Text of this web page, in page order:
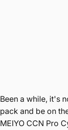
Been a while, it's
pack and be on
MEIYO CCN Pro